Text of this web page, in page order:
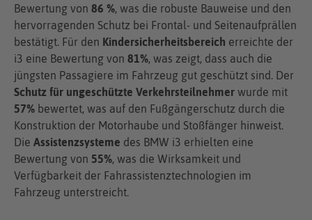
Bewertung von 86 %, was die robuste Bauweise und den
hervorragenden Schutz bei Frontal- und Seitenaufprällen
bestätigt. Für den Kindersicherheitsbereich erreichte der
i3 eine Bewertung von 81%, was zeigt, dass auch die
jüngsten Passagiere im Fahrzeug gut geschützt sind. Der
Schutz für ungeschützte Verkehrsteilnehmer wurde mit
57% bewertet, was auf den Fußgängerschutz durch die
Konstruktion der Motorhaube und Stoßfänger hinweist.
Die Assistenzsysteme des BMW i3 erhielten eine
Bewertung von 55%, was die Wirksamkeit und
Verfügbarkeit der Fahrassistenztechnologien im
Fahrzeug unterstreicht.